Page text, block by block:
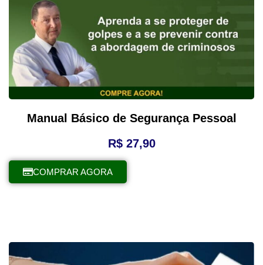
Manual Básico de Segurança Pessoal
R$27,90
COMPRAR AGORA